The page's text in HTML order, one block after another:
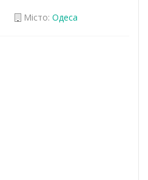
Місто: Одеса